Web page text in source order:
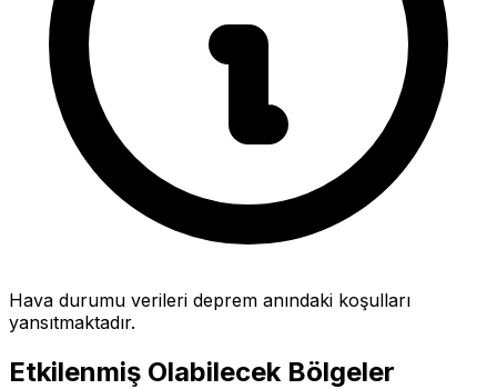
Hava durumu verileri deprem anındaki koşulları
yansıtmaktadır.
Etkilenmiş Olabilecek Bölgeler